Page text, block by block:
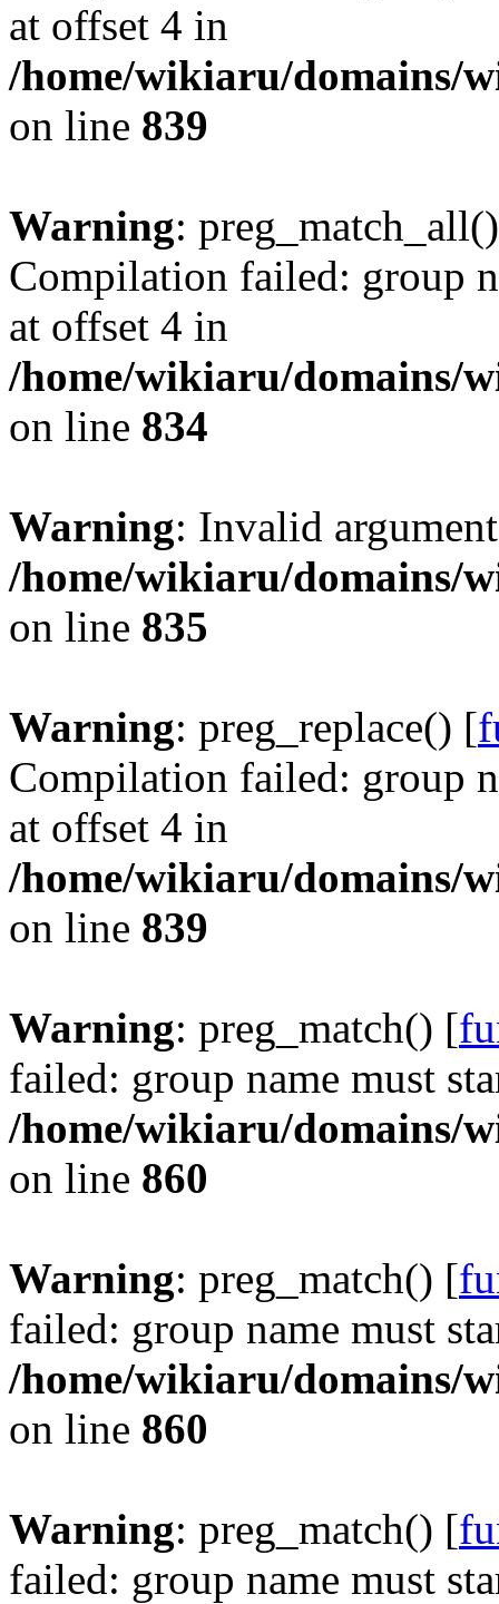
at offset 4 in
/home/wikiaru/domains/
on line 839
Warning:
Compilation failed: group
at offset 4 in
/home/wikiaru/domains/
on line 834
Warning: Invalid
/home/wikiaru/domains/
on line 835
Warning: preg_replace() [
Compilation failed: group
at offset 4 in
/home/wikiaru/domains/
on line 839
Warning: preg_match() [
failed: group name must
/home/wikiaru/domains/
on line 860
Warning: preg_match() [
failed: group name must
/home/wikiaru/domains/
on line 860
Warning: preg_match() [
failed: group name must